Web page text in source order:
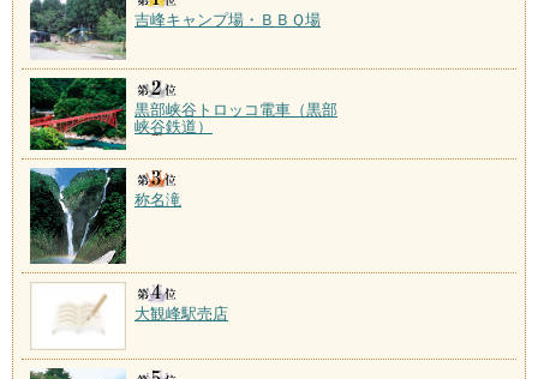
吉峰キャンプ場・ＢＢＱ場
黒部峡谷トロッコ電車（黒部
峡谷鉄道）
称名滝
大観峰駅売店